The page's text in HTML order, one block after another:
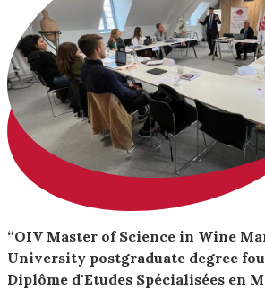
“OIV Master of Science in Wine
University postgraduate degree
Diplôme d'Etudes Spécialisées en